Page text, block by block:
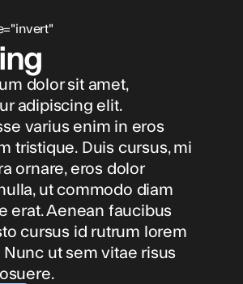
dolor sit amet,
adipiscing elit.
varius enim in eros
tristique. Duis cursus, mi
ornare, eros dolor
ut commodo diam
erat. Aenean faucibus
cursus id rutrum lorem
ut sem vitae risus